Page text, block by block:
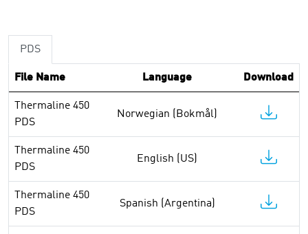
PDS
File Name Language Download
Thermaline 450
PDS
Norwegian (Bokmål)
Thermaline 450
PDS
English (US)
Thermaline 450
PDS
Spanish (Argentina)